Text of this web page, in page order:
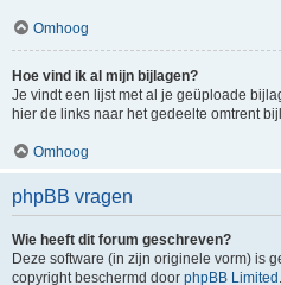
Omhoog
Hoe vind ik al mijn bijlagen?
Je vindt een lijst met al je geüploade
hier de links naar het gedeelte omtrent
Omhoog
phpBB vragen
Wie heeft dit forum geschreven?
Deze software (in zijn originele vorm) is
copyright beschermd door phpBB Limited